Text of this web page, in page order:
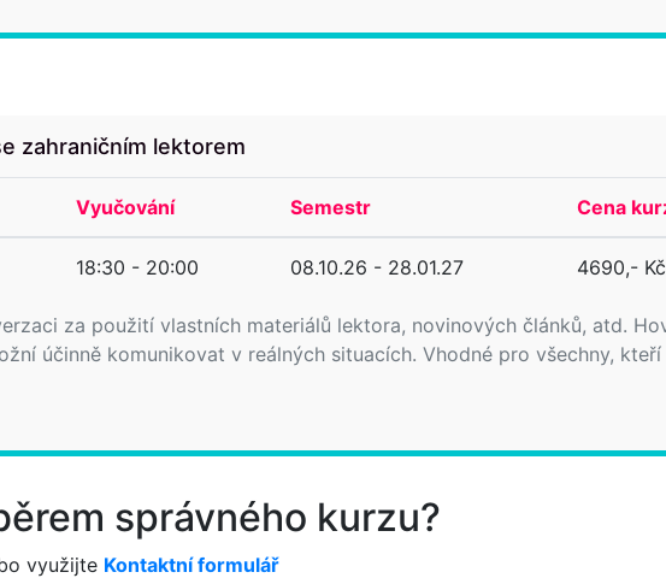
zahraničním lektorem
za použití vlastních materiálů lektora, novinových článků, atd.
účinně komunikovat v reálných situacích. Vhodné pro všechny,
Vyučování Semestr Cena
18:30 - 20:00 08.10.26 - 28.01.27 4690,- Kč
správného kurzu?
využijte Kontaktní formulář